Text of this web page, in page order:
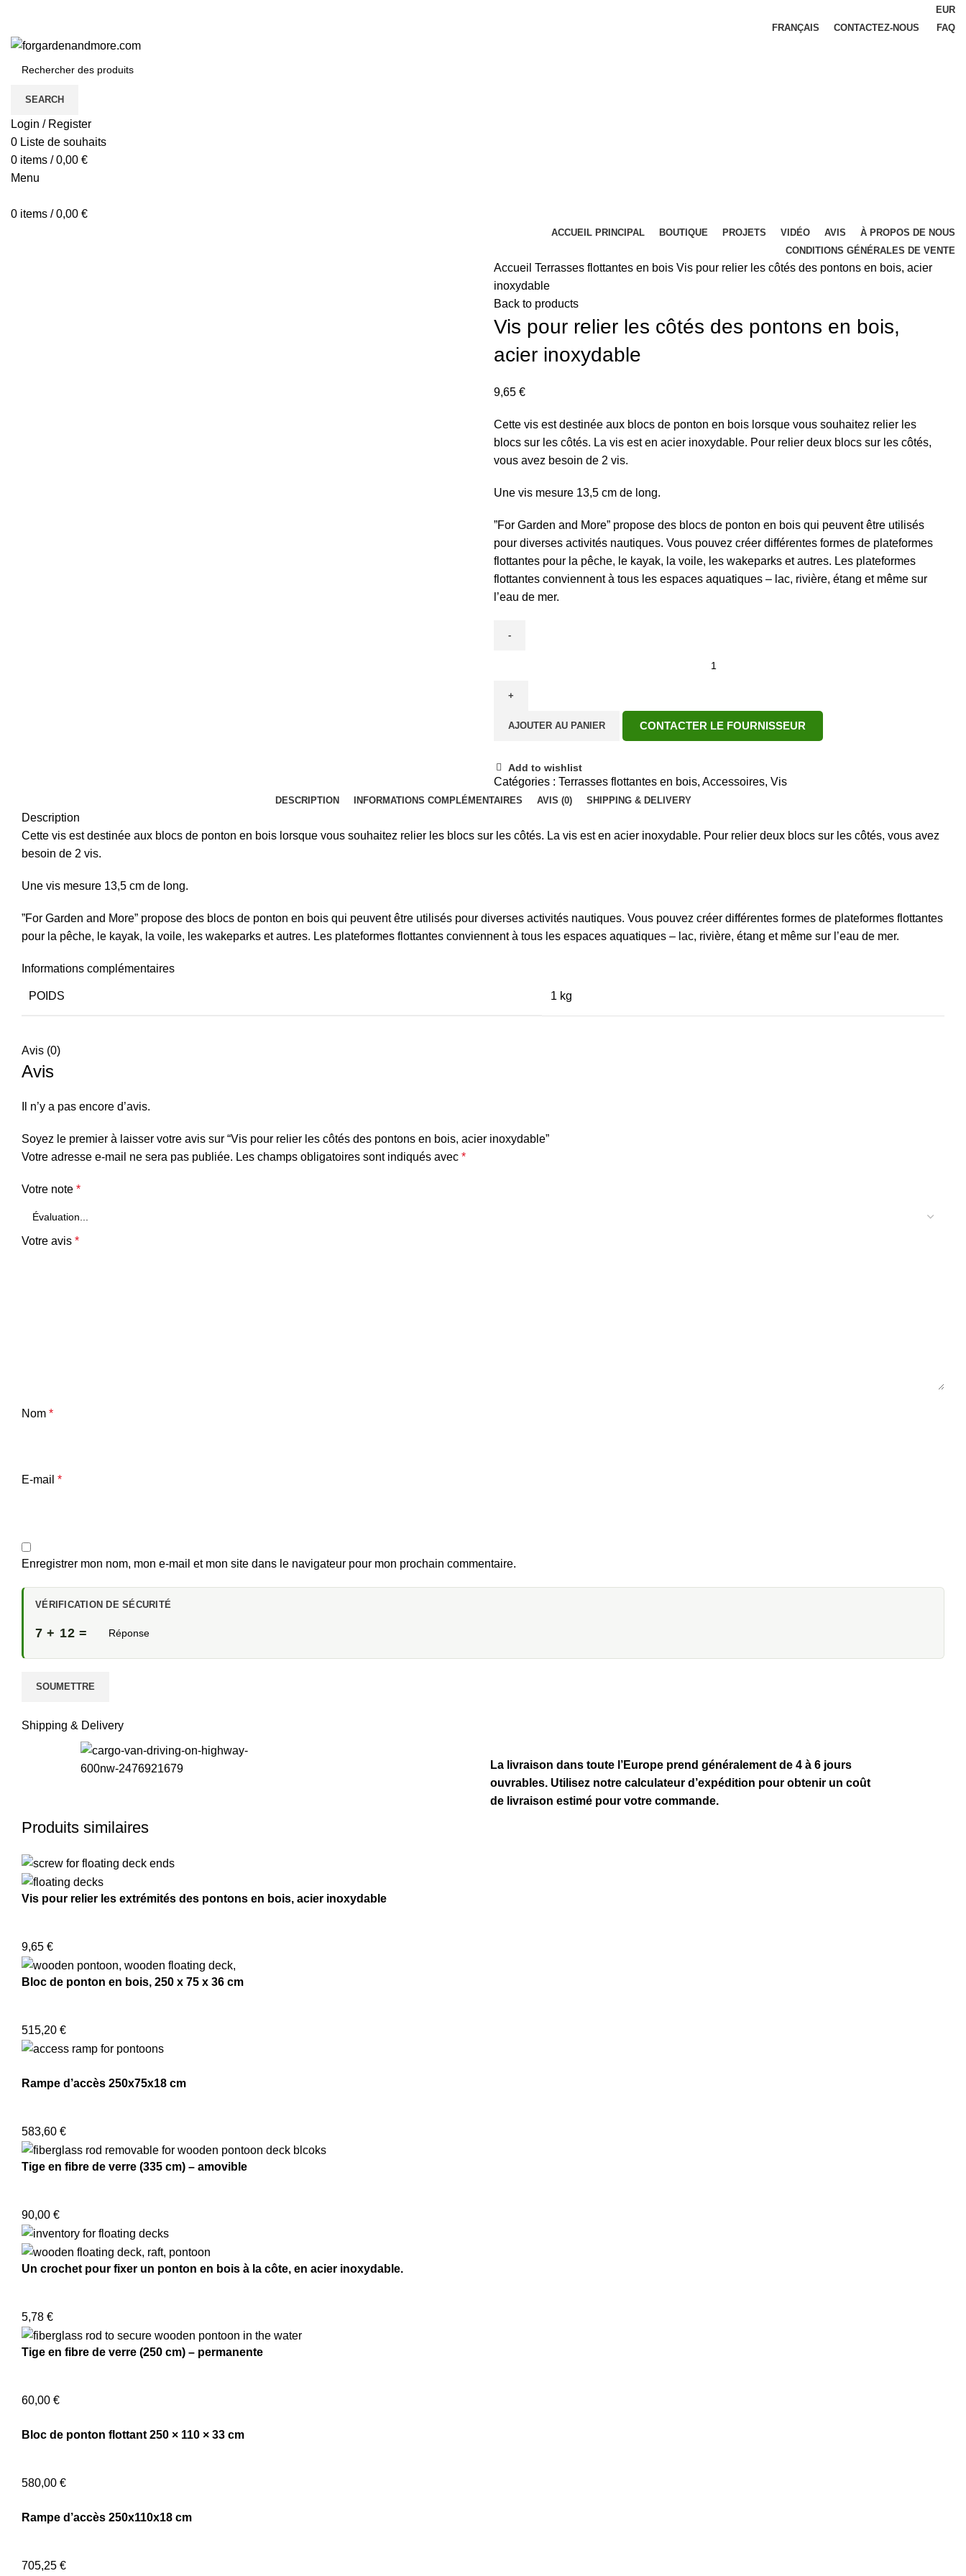
EUR
FRANÇAIS
CONTACTEZ-NOUS FAQ
SEARCH
Login / Register
0 Liste de souhaits
0 items / 0,00 €
Menu
0 items / 0,00 €
ACCUEIL PRINCIPAL BOUTIQUE PROJETS VIDÉO AVIS
À PROPOS DE NOUS
CONDITIONS GÉNÉRALES DE VENTE
Accueil Terrasses flottantes en bois Vis pour relier les côtés des pontons en bois, acier
inoxydable
Back to products
Vis pour relier les côtés des pontons en bois,
acier inoxydable
9,65 €
Cette vis est destinée aux blocs de ponton en bois lorsque vous souhaitez relier les
blocs sur les côtés. La vis est en acier inoxydable. Pour relier deux blocs sur les côtés,
vous avez besoin de 2 vis.
Une vis mesure 13,5 cm de long.
”For Garden and More” propose des blocs de ponton en bois qui peuvent être utilisés
pour diverses activités nautiques. Vous pouvez créer différentes formes de plateformes
flottantes pour la pêche, le kayak, la voile, les wakeparks et autres. Les plateformes
flottantes conviennent à tous les espaces aquatiques – lac, rivière, étang et même sur
l’eau de mer.
AJOUTER AU PANIER CONTACTER LE FOURNISSEUR
Add to wishlist
Catégories : Terrasses flottantes en bois, Accessoires, Vis
DESCRIPTION INFORMATIONS COMPLÉMENTAIRES AVIS (0) SHIPPING & DELIVERY
Description
Cette vis est destinée aux blocs de ponton en bois lorsque vous souhaitez relier les blocs sur les côtés. La vis est en acier inoxydable. Pour relier deux blocs sur les côtés, vous avez
besoin de 2 vis.
Une vis mesure 13,5 cm de long.
”For Garden and More” propose des blocs de ponton en bois qui peuvent être utilisés pour diverses activités nautiques. Vous pouvez créer différentes formes de plateformes flottantes
pour la pêche, le kayak, la voile, les wakeparks et autres. Les plateformes flottantes conviennent à tous les espaces aquatiques – lac, rivière, étang et même sur l’eau de mer.
Informations complémentaires
POIDS 1 kg
Avis (0)
Avis
Il n’y a pas encore d’avis.
Soyez le premier à laisser votre avis sur “Vis pour relier les côtés des pontons en bois, acier inoxydable”
Votre adresse e-mail ne sera pas publiée. Les champs obligatoires sont indiqués avec *
Votre note *
Votre avis *
Nom *
E-mail *
Enregistrer mon nom, mon e-mail et mon site dans le navigateur pour mon prochain commentaire.
VÉRIFICATION DE SÉCURITÉ
7 + 12 =
Shipping & Delivery
La livraison dans toute l’Europe prend généralement de 4 à 6 jours
ouvrables. Utilisez notre calculateur d’expédition pour obtenir un coût
de livraison estimé pour votre commande.
Produits similaires
Vis pour relier les extrémités des pontons en bois, acier inoxydable
9,65 €
Bloc de ponton en bois, 250 x 75 x 36 cm
515,20 €
Rampe d’accès 250x75x18 cm
583,60 €
Tige en fibre de verre (335 cm) – amovible
90,00 €
Un crochet pour fixer un ponton en bois à la côte, en acier inoxydable.
5,78 €
Tige en fibre de verre (250 cm) – permanente
60,00 €
Bloc de ponton flottant 250 × 110 × 33 cm
580,00 €
Rampe d’accès 250x110x18 cm
705,25 €